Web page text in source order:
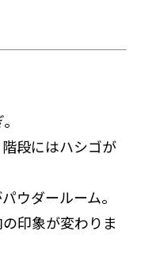
段にはハシゴが
ウダールーム。
印象が変わりま